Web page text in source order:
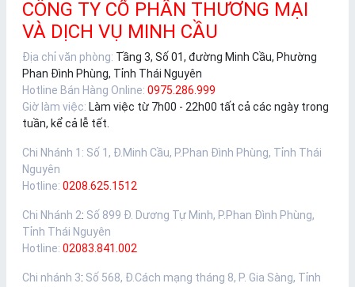
CÔNG TY CỔ PHẦN THƯƠNG MẠI
VÀ DỊCH VỤ MINH CẦU
Địa chỉ văn phòng: Tầng 3, Số 01, đường Minh Cầu, Phường
Phan Đình Phùng, Tỉnh Thái Nguyên
Hotline Bán Hàng Online: 0975.286.999
Giờ làm việc: Làm việc từ 7h00 - 22h00 tất cả các ngày trong
tuần, kể cả lễ tết.
Chi Nhánh 1 : Số 1, Đ.Minh Cầu, P.Phan Đình Phùng, Tỉnh Thái
Nguyên
Hotline: 0208.625.1512
Chi Nhánh 2: Số 899 Đ. Dương Tự Minh, P.Phan Đình Phùng,
Tỉnh Thái Nguyên
Hotline: 02083.841.002
Chi nhánh 3: Số 568, Đ.Cách mạng tháng 8, P. Gia Sàng, Tỉnh